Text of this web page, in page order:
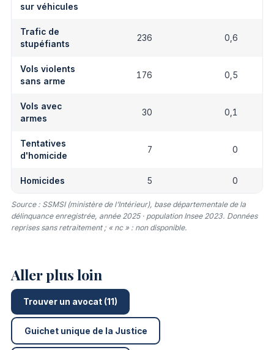
sur véhicules
Trafic de
stupéfiants
236 0,6
Vols violents
sans arme
176 0,5
Vols avec
armes
30 0,1
Tentatives
d'homicide
7 0
Homicides 5 0
Source : SSMSI (ministère de l’Intérieur), base départementale de la
délinquance enregistrée, année 2025 · population Insee 2023. Données
reprises sans retraitement ; « nc » : non disponible.
Aller plus loin
Trouver un avocat (11)
Guichet unique de la Justice